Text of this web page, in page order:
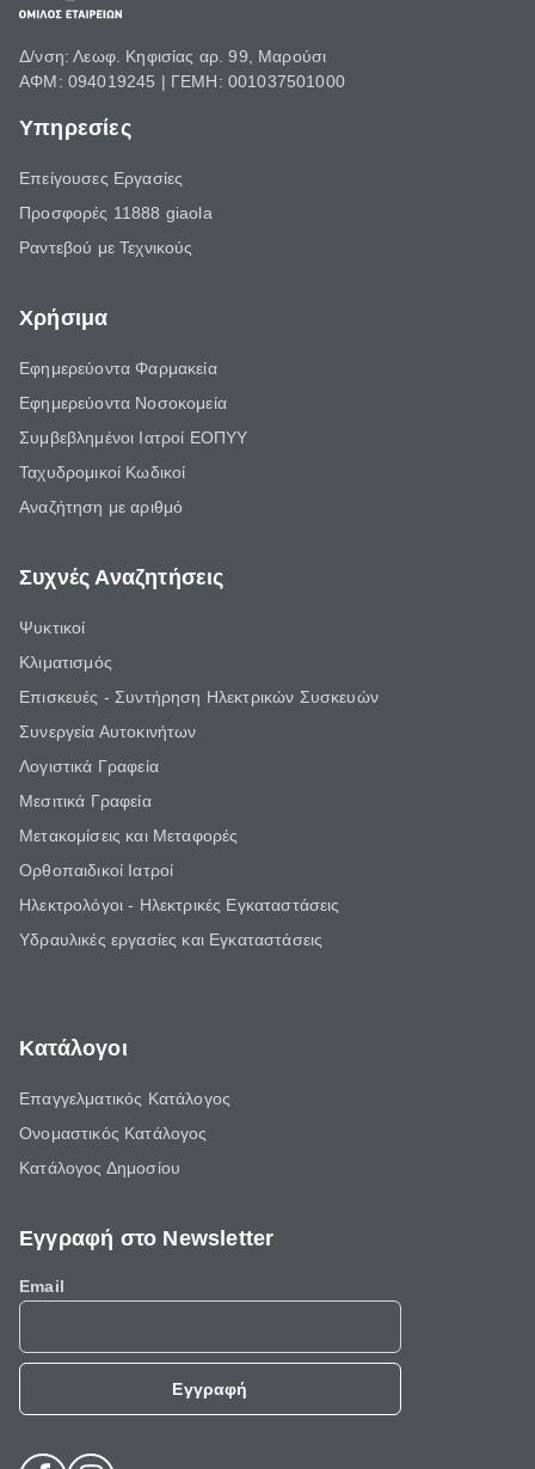
Δ/νση: Λεωφ. Κηφισίας αρ. 99, Μαρούσι
ΑΦΜ: 094019245 | ΓΕΜΗ: 001037501000
Υπηρεσίες
Επείγουσες Εργασίες
Προσφορές 11888 giaola
Ραντεβού με Τεχνικούς
Χρήσιμα
Εφημερεύοντα Φαρμακεία
Εφημερεύοντα Νοσοκομεία
Συμβεβλημένοι Ιατροί ΕΟΠΥΥ
Ταχυδρομικοί Κωδικοί
Αναζήτηση με αριθμό
Συχνές Αναζητήσεις
Ψυκτικοί
Κλιματισμός
Επισκευές - Συντήρηση Ηλεκτρικών Συσκευών
Συνεργεία Αυτοκινήτων
Λογιστικά Γραφεία
Μεσιτικά Γραφεία
Μετακομίσεις και Μεταφορές
Ορθοπαιδικοί Ιατροί
Ηλεκτρολόγοι - Ηλεκτρικές Εγκαταστάσεις
Υδραυλικές εργασίες και Εγκαταστάσεις
Κατάλογοι
Επαγγελματικός Κατάλογος
Ονομαστικός Κατάλογος
Κατάλογος Δημοσίου
Εγγραφή στο Newsletter
Email
Εγγραφή